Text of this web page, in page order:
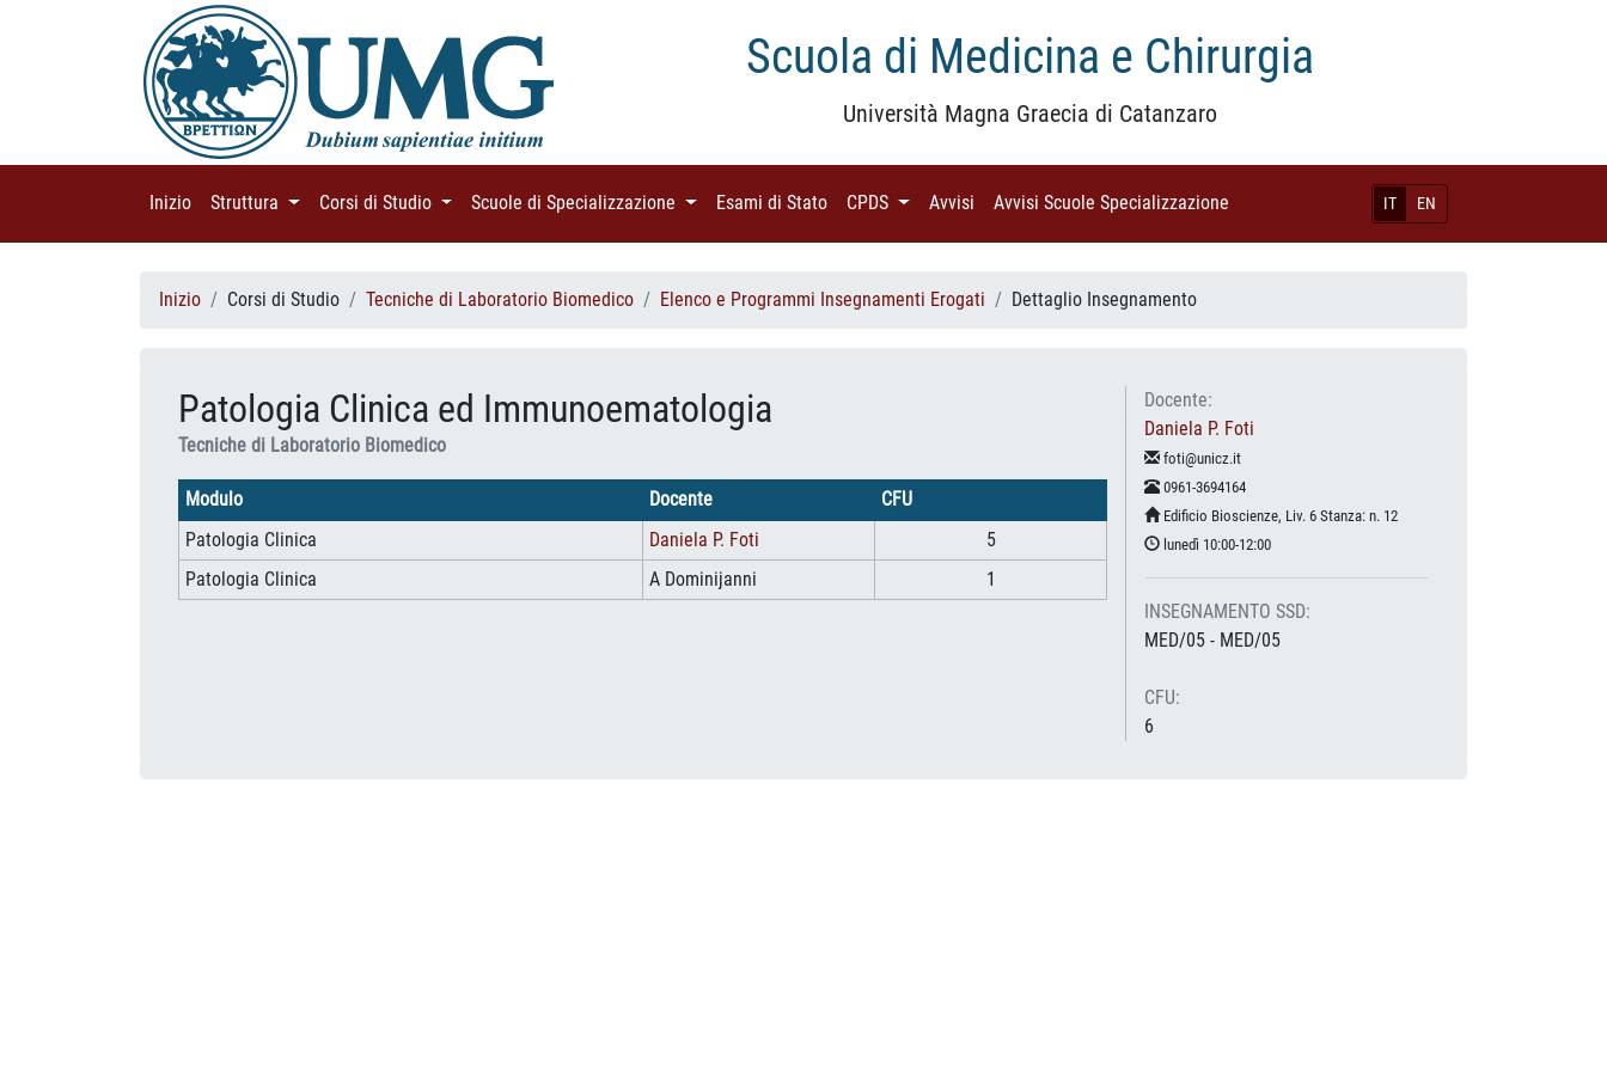
Scuola di Medicina e Chirurgia
Università Magna Graecia di Catanzaro
IT EN
Inizio (current)
Struttura (current)Corsi di Studio (current)Scuole di Specializzazione (current)Esami di Stato (current)
CPDS (current)
Avvisi (current)
Avvisi Scuole Specializzazione
Inizio Corsi di Studio Tecniche di Laboratorio Biomedico Elenco e Programmi Insegnamenti Erogati Dettaglio Insegnamento
Patologia Clinica ed Immunoematologia
Tecniche di Laboratorio Biomedico
Modulo Docente
CFU
Patologia Clinica
Daniela P. Foti
5
Patologia Clinica
A Dominijanni 1
Docente:
Daniela P. Foti
foti@unicz.it
0961-3694164
Edificio Bioscienze, Liv. 6 Stanza: n. 12
lunedì 10:00-12:00
INSEGNAMENTO SSD:
MED/05 - MED/05
CFU:
6